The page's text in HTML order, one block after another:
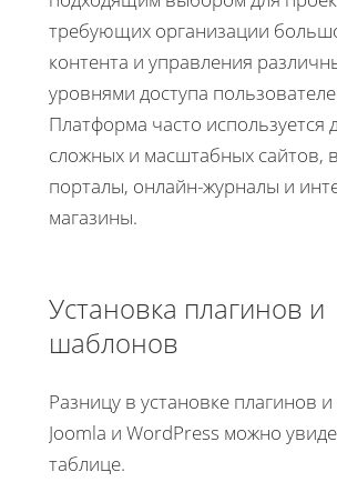
требующих организации
контента и управления
уровнями доступа
Платформа часто используется
сложных и масштабных сайтов,
порталы, онлайн-журналы и
магазины.
Установка плагинов и
шаблонов
Разницу в установке плагинов
Joomla и WordPress можно
таблице.